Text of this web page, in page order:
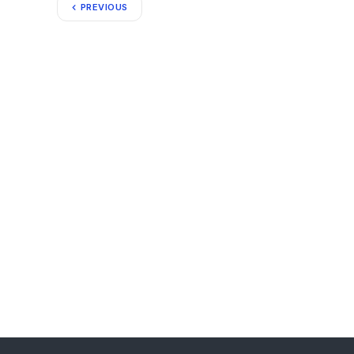
PREVIOUS